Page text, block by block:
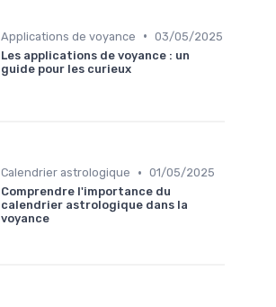
Applications de voyance • 03/05/2025
Les applications de voyance : un
guide pour les curieux
Calendrier astrologique • 01/05/2025
Comprendre l'importance du
calendrier astrologique dans la
voyance